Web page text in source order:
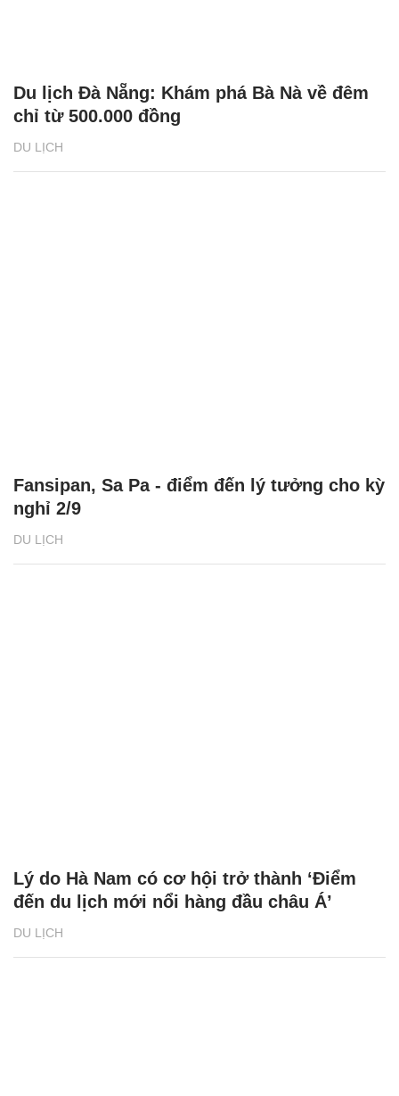
DU LỊCH
Du lịch Đà Nẵng: Khám phá Bà Nà về đêm
chỉ từ 500.000 đồng
DU LỊCH
Fansipan, Sa Pa - điểm đến lý tưởng cho kỳ
nghỉ 2/9
DU LỊCH
Lý do Hà Nam có cơ hội trở thành ‘Điểm
đến du lịch mới nổi hàng đầu châu Á’